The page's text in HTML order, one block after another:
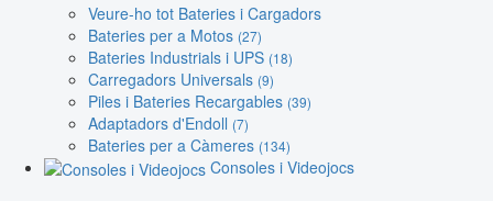
Veure-ho tot Bateries i Cargadors
Bateries per a Motos (27)
Bateries Industrials i UPS (18)
Carregadors Universals (9)
Piles i Bateries Recargables (39)
Adaptadors d'Endoll (7)
Bateries per a Càmeres (134)
Consoles i Videojocs